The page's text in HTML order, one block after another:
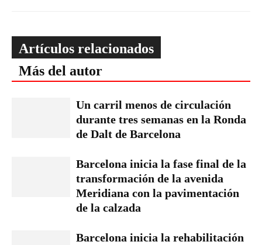
Artículos relacionados
Más del autor
Un carril menos de circulación
durante tres semanas en la Ronda
de Dalt de Barcelona
Barcelona inicia la fase final de la
transformación de la avenida
Meridiana con la pavimentación
de la calzada
Barcelona inicia la rehabilitación